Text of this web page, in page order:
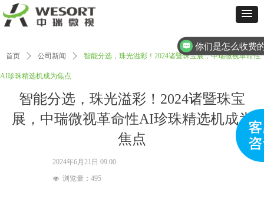
智能分选，珠光溢彩！2024诸暨珠宝
展，中瑞微视革命性AI珍珠精选机成为
焦点
2024年6月21日 09:00
넶 浏览量： 495
首页 ꄲ 公司新闻 ꄲ 智能分选，珠光溢彩！2024诸暨珠宝展，中瑞微视革命性
AI珍珠精选机成为焦点
你们是怎么收费